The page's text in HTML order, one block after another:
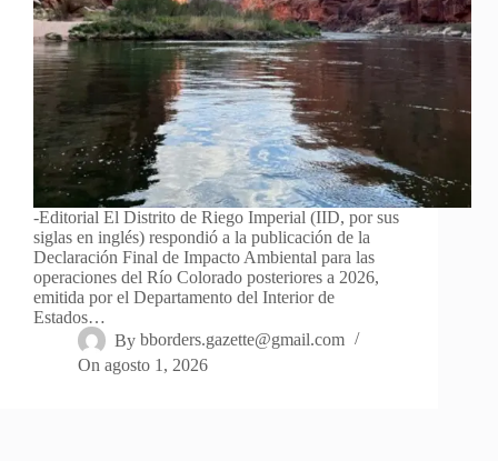
-Editorial El Distrito de Riego Imperial (IID, por sus
siglas en inglés) respondió a la publicación de la
Declaración Final de Impacto Ambiental para las
operaciones del Río Colorado posteriores a 2026,
emitida por el Departamento del Interior de
Estados…
By bborders.gazette@gmail.com
On agosto 1, 2026